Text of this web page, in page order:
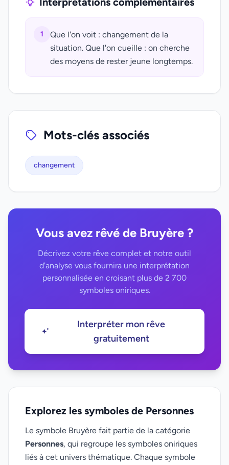
1
Que l'on voit : changement de la
situation. Que l'on cueille : on cherche
des moyens de rester jeune longtemps.
Mots-clés associés
changement
Vous avez rêvé de Bruyère ?
Décrivez votre rêve complet et notre outil
d'analyse vous fournira une interprétation
personnalisée en croisant plus de 2 700
symboles oniriques.
Interpréter mon rêve
gratuitement
Explorez les symboles de Personnes
Le symbole Bruyère fait partie de la catégorie
Personnes, qui regroupe les symboles oniriques
liés à cet univers thématique. Chaque symbole